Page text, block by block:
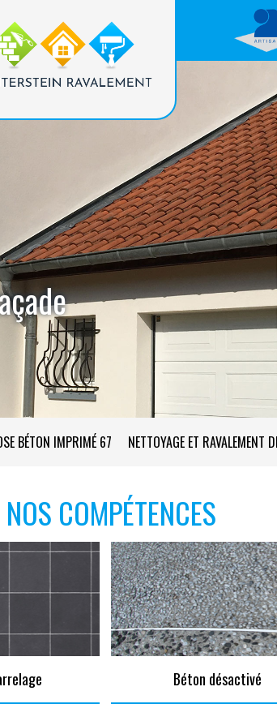
BÉTON IMPRIMÉ 67 NETTOYAGE ET RAVALEMENT
NOS COMPÉTENCES
Béton désactivé